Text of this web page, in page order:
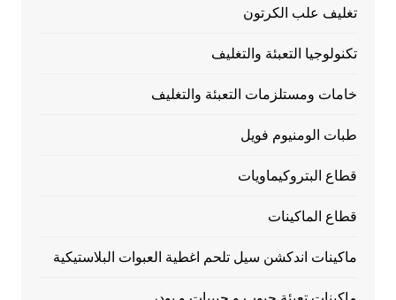
تغليف علب الكرتون
تكنولوجيا التعبئة والتغليف
خامات ومستلزمات التعبئة والتغليف
طبات الومنيوم فويل
قطاع البتروكيماويات
قطاع الماكينات
ماكينات اندكشن سيل تلحم اغطية العبوات البلاستيكية